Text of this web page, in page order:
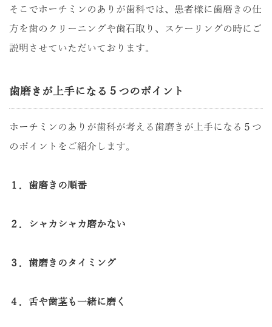
そこでホーチミンのありが歯科では、患者様に歯磨きの仕
方を歯のクリーニングや歯石取り、スケーリングの時にご
説明させていただいております。
歯磨きが上手になる５つのポイント
ホーチミンのありが歯科が考える歯磨きが上手になる５つ
のポイントをご紹介します。
１．歯磨きの順番
２．シャカシャカ磨かない
３．歯磨きのタイミング
４．舌や歯茎も一緒に磨く